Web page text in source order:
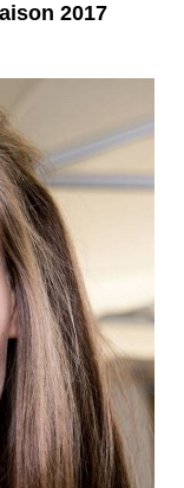
2017